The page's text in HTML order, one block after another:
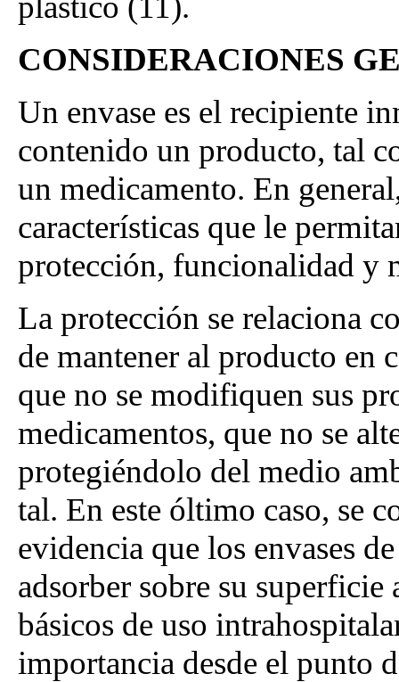
CONSIDERACIONES
Un envase es el recipiente
contenido un producto, tal
un medicamento. En
características que le
protección, funcionalidad y
La protección se relaciona
de mantener al producto en
que no se modifiquen sus
medicamentos, que no se
protegiéndolo del medio
tal. En este óltimo caso, se
evidencia que los envases
adsorber sobre su
básicos de uso
importancia desde el punto